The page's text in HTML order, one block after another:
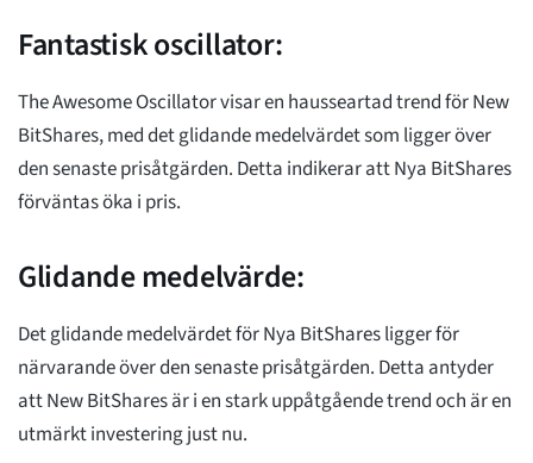
Fantastisk oscillator:
The Awesome Oscillator visar en hausseartad trend för New
BitShares, med det glidande medelvärdet som ligger över
den senaste prisåtgärden. Detta indikerar att Nya BitShares
förväntas öka i pris.
Glidande medelvärde:
Det glidande medelvärdet för Nya BitShares ligger för
närvarande över den senaste prisåtgärden. Detta antyder
att New BitShares är i en stark uppåtgående trend och är en
utmärkt investering just nu.